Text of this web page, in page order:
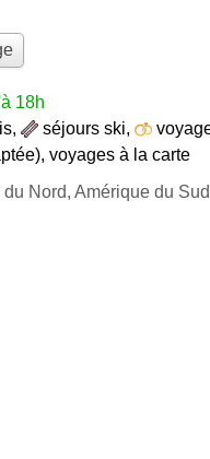
18h
, séjours ski,
, voyages à la carte
Nord, Amérique du